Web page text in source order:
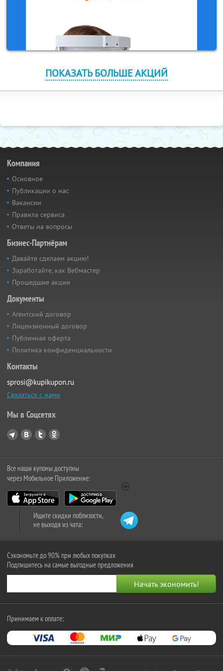
ПОКАЗАТЬ БОЛЬШЕ АКЦИЙ
Компания
Основное
Публикации о нас
Вакансии
Правила сервиса
Ответы на вопросы
Бизнес-Партнёрам
Давайте сделаем акцию!
Заработайте, как Вебмастер
Прошедшие акции
Документы
Агентский договор
Лицензионный договор
Публичная оферта
Политика конфиденциальности
Контакты
sprosi@kupikupon.ru
Связаться с нами
Мы в Соцсетях
Все наши купоны доступны
через Мобильное Приложение:
Ищите скидки поблизости,
не выходя из чата:
Сэкономьте до 90% при любых покупках
Подпишитесь на самые выгодные предложения
Принимаем к оплате: